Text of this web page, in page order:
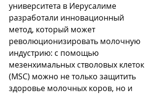
университета в Иерусалиме
разработали инновационный
метод, который может
революционизировать молочную
индустрию: с помощью
мезенхимальных стволовых клеток
(MSC) можно не только защитить
здоровье молочных коров, но и